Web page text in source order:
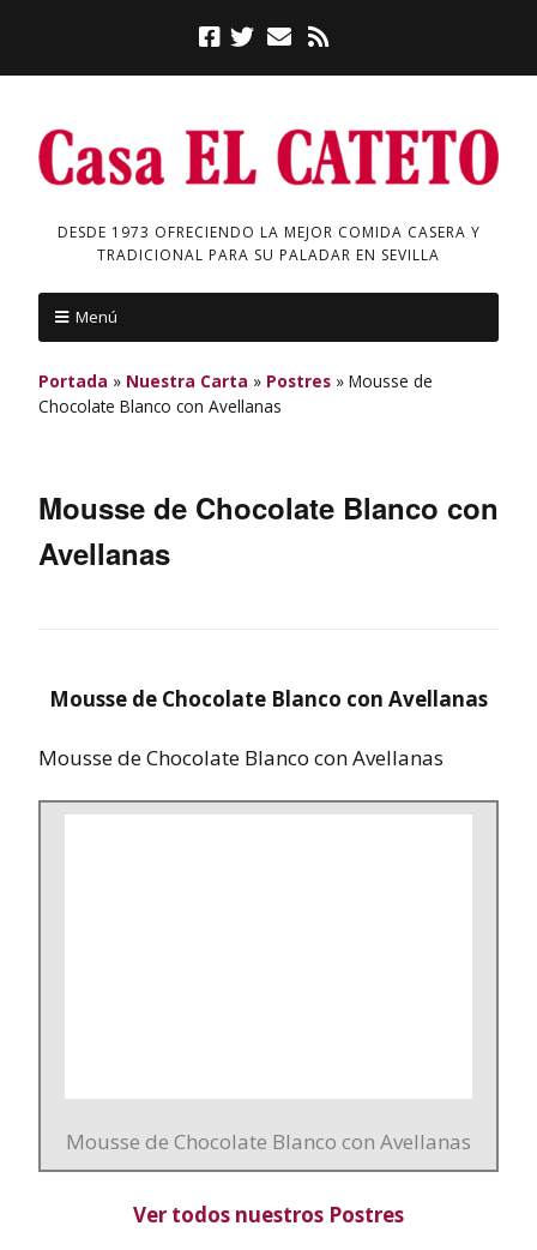
DESDE 1973 OFRECIENDO LA MEJOR COMIDA CASERA Y
TRADICIONAL PARA SU PALADAR EN SEVILLA
Menú
Portada » Nuestra Carta » Postres » Mousse de
Chocolate Blanco con Avellanas
Mousse de Chocolate Blanco con
Avellanas
Mousse de Chocolate Blanco con Avellanas
Mousse de Chocolate Blanco con Avellanas
Mousse de Chocolate Blanco con Avellanas
Ver todos nuestros Postres